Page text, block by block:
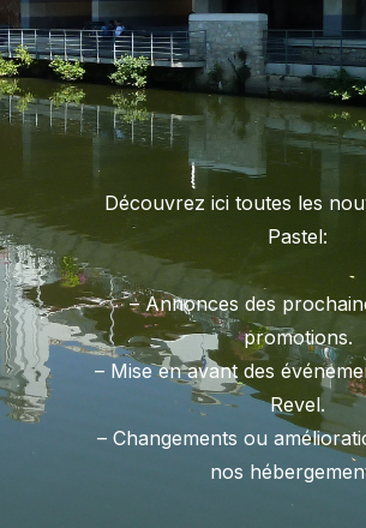
Découvrez ici toutes les
Pastel:
– Annonces des
promotions.
– Mise en avant des
Revel.
– Changements ou
nos